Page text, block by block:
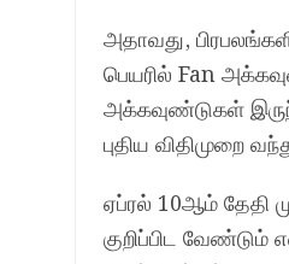
அதாவது,
பெயரில் Fan
அக்கவுண்டுகள்
புதிய விதிமுறை
ஏப்ரல் 10ஆம்
குறிப்பிட